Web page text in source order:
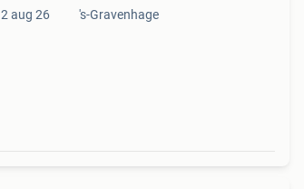
2 aug 26 's-Gravenhage